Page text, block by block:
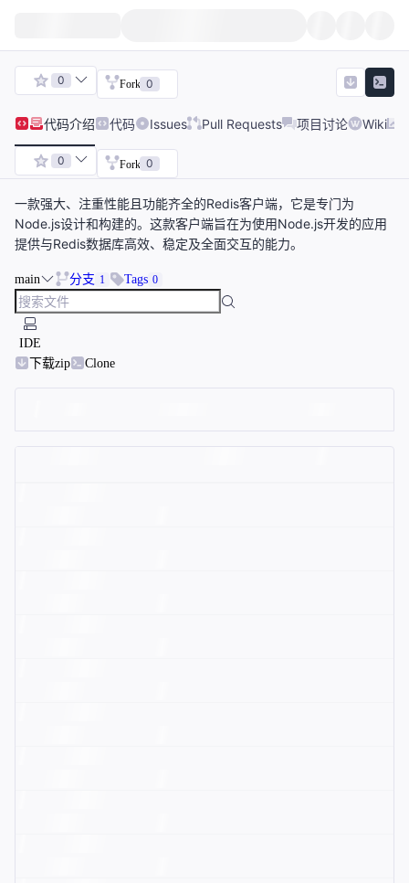
0 Fork 0
代码介绍 代码 Issues Pull Requests 项目讨论 Wiki
0 Fork 0
一款强大、注重性能且功能齐全的Redis客户端，它是专门为
Node.js设计和构建的。这款客户端旨在为使用Node.js开发的应用
提供与Redis数据库高效、稳定及全面交互的能力。
main 分支 1 Tags 0
IDE
下载zip
Clone